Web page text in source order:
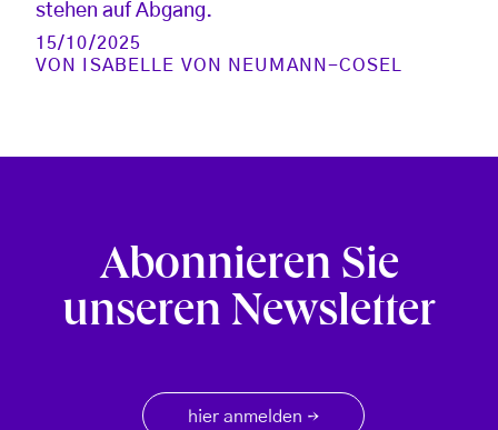
stehen auf Abgang.
15/10/2025
VON
ISABELLE VON NEUMANN-COSEL
Abonnieren Sie
unseren Newsletter
hier anmelden →